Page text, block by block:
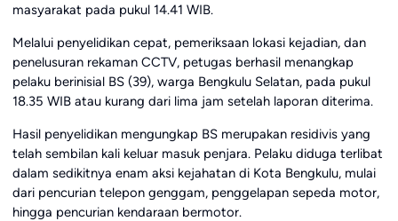
masyarakat pada pukul 14.41 WIB.
Melalui penyelidikan cepat, pemeriksaan lokasi kejadian, dan
penelusuran rekaman CCTV, petugas berhasil menangkap
pelaku berinisial BS (39), warga Bengkulu Selatan, pada pukul
18.35 WIB atau kurang dari lima jam setelah laporan diterima.
Hasil penyelidikan mengungkap BS merupakan residivis yang
telah sembilan kali keluar masuk penjara. Pelaku diduga terlibat
dalam sedikitnya enam aksi kejahatan di Kota Bengkulu, mulai
dari pencurian telepon genggam, penggelapan sepeda motor,
hingga pencurian kendaraan bermotor.